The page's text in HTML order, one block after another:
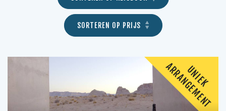
SORTEREN OP PRIJS
U
N
I
E
K
A
R
R
A
N
G
E
M
E
N
T